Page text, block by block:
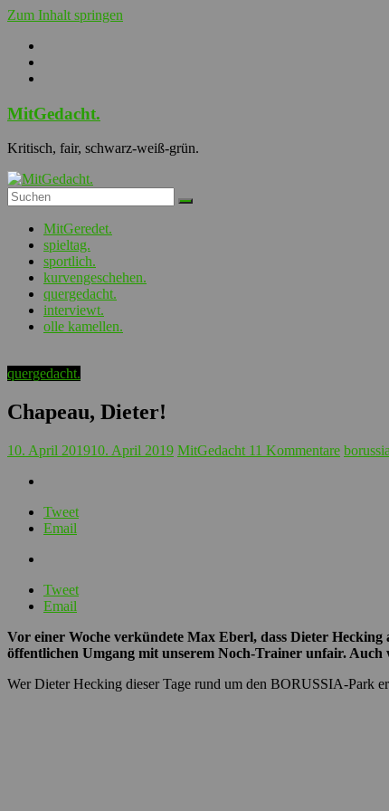
Zum Inhalt springen
MitGedacht.
Kritisch, fair, schwarz-weiß-grün.
MitGeredet.
spieltag.
sportlich.
kurvengeschehen.
quergedacht.
interviewt.
olle kamellen.
quergedacht.
Chapeau, Dieter!
10. April 201910. April 2019 MitGedacht 11 Kommentare borussia
Tweet
Email
Tweet
Email
Vor einer Woche verkündete Max Eberl, dass Dieter
öffentlichen Umgang mit unserem Noch-Trainer unfair.
Wer Dieter Hecking dieser Tage rund um den BORUSSIA-Park